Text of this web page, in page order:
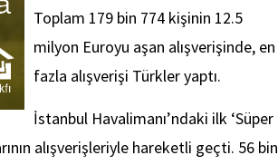
Toplam 179 bin 774 kişinin 12.5
milyon Euroyu aşan alışverişinde, en
fazla alışverişi Türkler yaptı.
İstanbul Havalimanı’ndaki ilk ‘Süper
alışverişleriyle hareketli geçti. 56 bin